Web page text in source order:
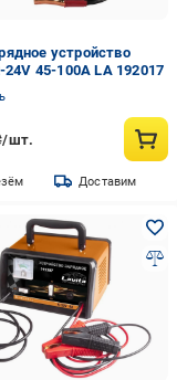
устройство
24V 45-100A LA 192017
шт.
Доставим